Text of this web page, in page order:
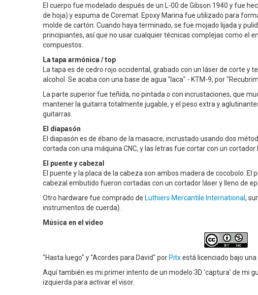
El cuerpo fue modelado después de un L-00 de Gibson 1940 y fue
de hoja) y espuma de Coremat. Epoxy Marina fue utilizado para
molde de cartón. Cuando haya terminado, se fue mojado lijada y
principiantes, así que no usar cualquier técnicas complejas como el
compuestos.
La tapa armónica / top
La tapa es de cedro rojo occidental, grabado con un láser de corte y
alcohol. Se acaba con una base de agua "laca" - KTM-9, por
La parte superior fue teñida, no pintada o con incrustaciones, que
mantener la guitarra totalmente jugable, y el peso extra y
guitarras.
El diapasón
El diapasón es de ébano de la masacre, incrustado usando dos
cortada con una máquina CNC, y las letras fue cortar con un cortador
El puente y cabezal
El puente y la placa de la cabeza son ambos madera de cocobolo. El
cabezal embutido fueron cortadas con un cortador láser y lleno de
Otro hardware fue comprado de Luthiers Mercantile International ,
instrumentos de cuerda).
Música en el video
"Hasta luego" y "Acordes para David" por Pitxestá licenciado bajo una
Aquí también es mi primer intento de un modelo 3D 'captura' de mi
izquierda para activar el visor.